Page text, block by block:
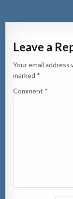
Leave a
Your email
marked *
Comment *